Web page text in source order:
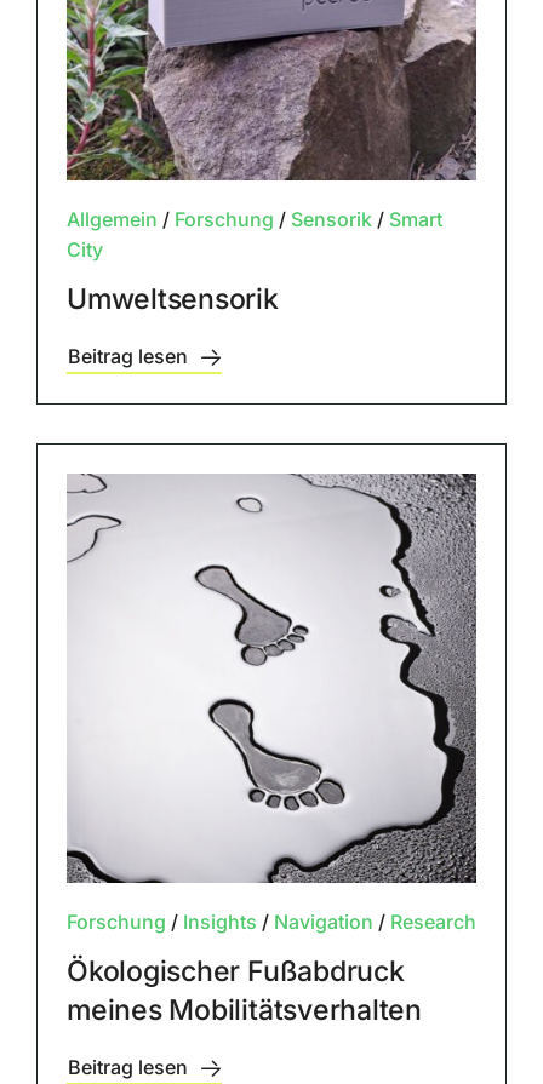
Allgemein / Forschung / Sensorik/ Smart
City
Umweltsensorik
Beitrag lesen
Forschung / Insights / Navigation / Research
Ökologischer Fußabdruck
meines Mobilitätsverhalten
Beitrag lesen